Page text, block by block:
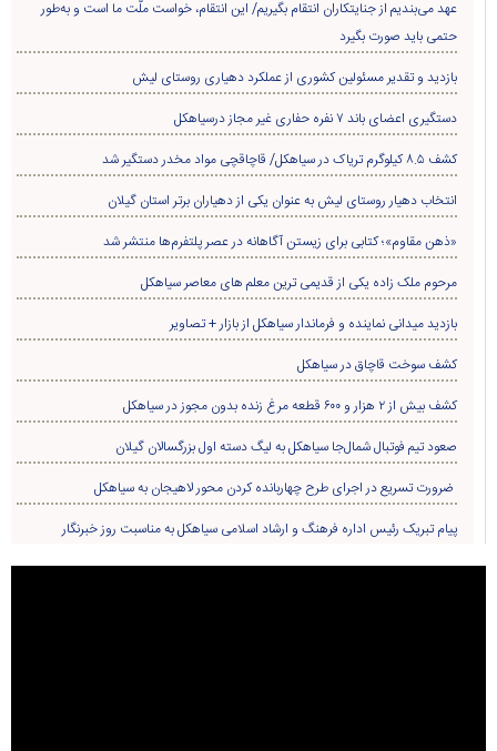
فاضل شیرزاد
پربازدید ترین
پربحث ترین
هفته
ماه سال
پیگیری حل مشکلات اراضی روستای «کرف‌پشته» توسط مسئولین + تصاویر
«علیرضا احمدی دیلمان» سرپرست نمایندگی میراث‌فرهنگی، گردشگری و صنایع‌دستی
شهرستان سیاهکل شد
۹۹۰ متر از شبکه سیمی روستای لشکریان به کابل خودنگهدار ارتقاء یافت
بازدید مسئولین از پروژه سدسازی روستای زردرود
دستگیری سارق و مالخر سیم و کابل برق درسیاهکل
عهد می‌بندیم از جنایتکاران انتقام بگیریم/ این انتقام، خواست ملّت ما است و به‌طور
حتمی باید صورت بگیرد
بازدید و تقدیر مسئولین کشوری از عملکرد دهیاری روستای لیش